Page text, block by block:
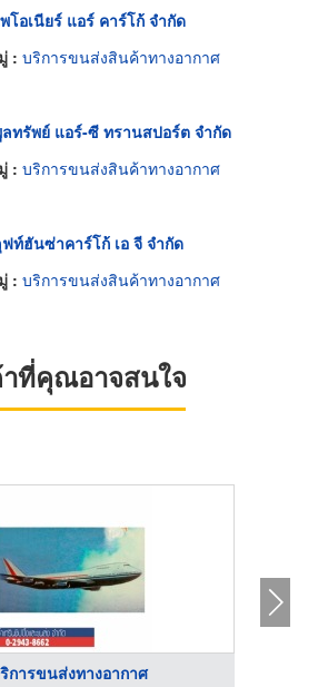
โอเนียร์ แอร์ คาร์โก้ จำกัด
: บริการขนส่งสินค้าทางอากาศ
ทรัพย์ แอร์-ซี ทรานสปอร์ต จำกัด
: บริการขนส่งสินค้าทางอากาศ
ท์ฮันซ่าคาร์โก้ เอ จี จำกัด
: บริการขนส่งสินค้าทางอากาศ
ที่คุณอาจสนใจ
การขนส่งทางอากาศ